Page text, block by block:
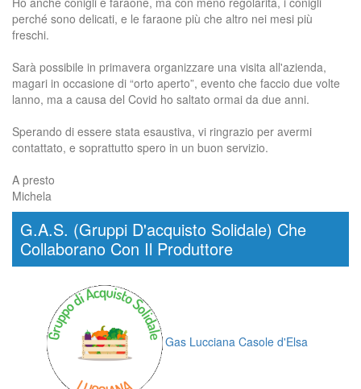
perché sono delicati, e le faraone più che altro nei mesi più
freschi.
Sarà possibile in primavera organizzare una visita all'azienda,
magari in occasione di “orto aperto”, evento che faccio due volte
lanno, ma a causa del Covid ho saltato ormai da due anni.
Sperando di essere stata esaustiva, vi ringrazio per avermi
contattato, e soprattutto spero in un buon servizio.
A presto
Michela
G.A.S. (Gruppi D'acquisto Solidale) Che
Collaborano Con Il Produttore
Gas Lucciana Casole d'Elsa